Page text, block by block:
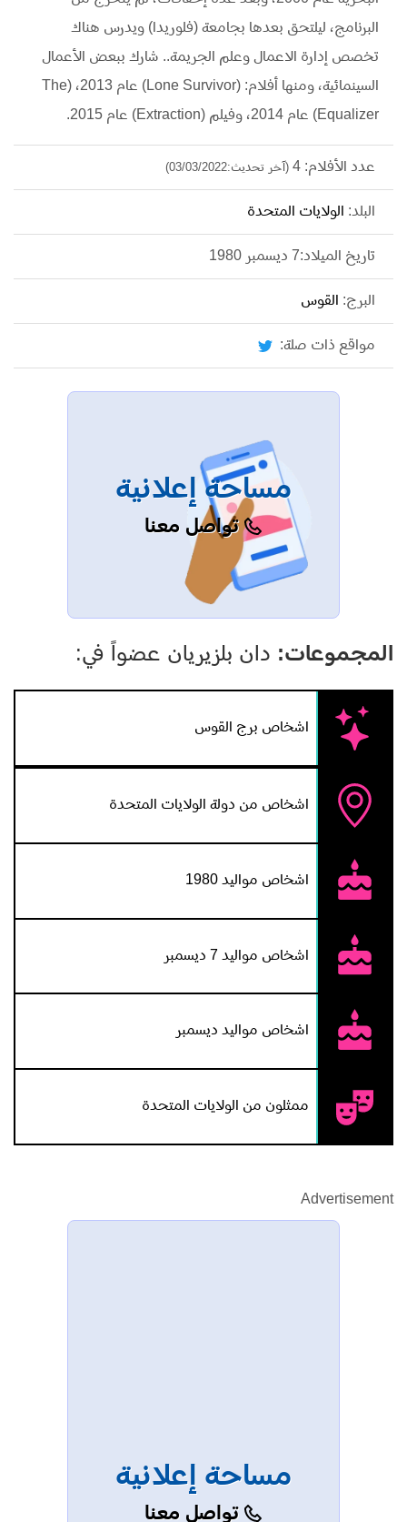
البرنامج، ليلتحق بعدها بجامعة (فلوريدا) ويدرس هناك
تخصص إدارة الاعمال وعلم الجريمة.. شارك ببعض الأعمال
السينمائية، ومنها أفلام: (Lone Survivor) عام 2013، (The
Equalizer) عام 2014، وفيلم (Extraction) عام 2015.
عدد الأفلام: 4 (آخر تحديث:03/03/2022)
البلد: الولايات المتحدة
تاريخ الميلاد:7 ديسمبر 1980
البرج: القوس
مواقع ذات صلة:
مساحة إعلانية
تواصل معنا
المجموعات: دان بلزيريان عضواً في:
اشخاص برج القوس
اشخاص من دولة الولايات المتحدة
اشخاص مواليد 1980
اشخاص مواليد 7 ديسمبر
اشخاص مواليد ديسمبر
ممثلون من الولايات المتحدة
Advertisement
مساحة إعلانية
تواصل معنا